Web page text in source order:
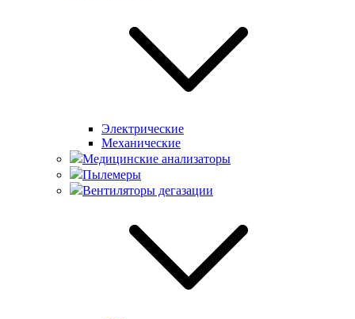
Электрические
Механические
Медицинские анализаторы
Пылемеры
Вентиляторы дегазации